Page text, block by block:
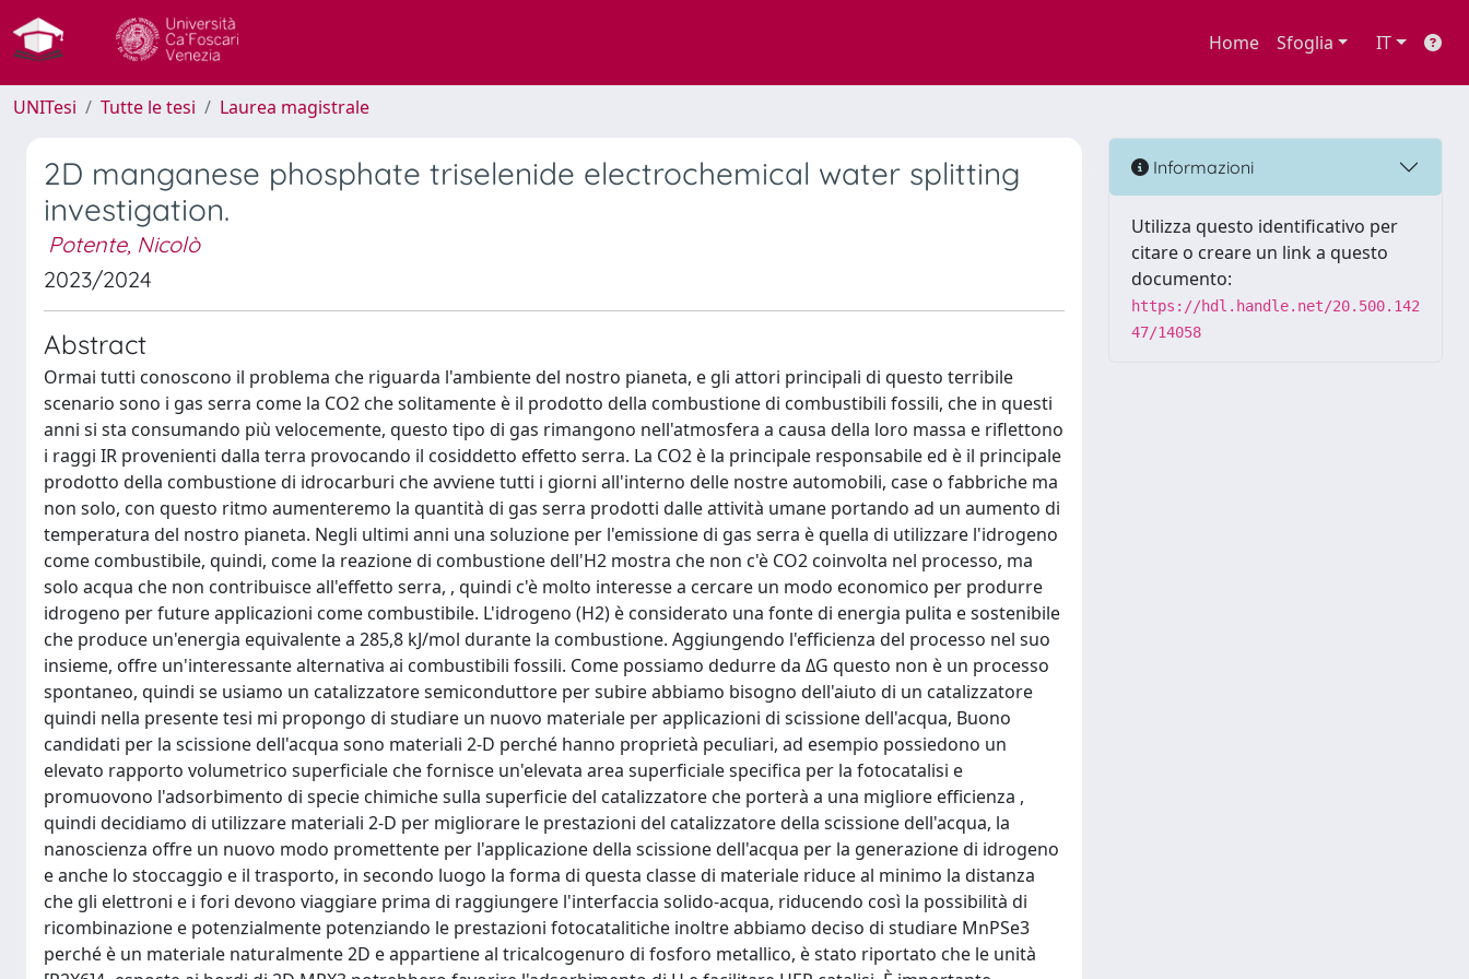
Home Sfoglia IT
UNITesi Tutte le tesi Laurea magistrale
2D manganese phosphate triselenide electrochemical water splitting
investigation.
Potente, Nicolò
2023/2024
Abstract
Ormai tutti conoscono il problema che riguarda l'ambiente del nostro pianeta, e gli attori principali di questo terribile
scenario sono i gas serra come la CO2 che solitamente è il prodotto della combustione di combustibili fossili, che in questi
anni si sta consumando più velocemente, questo tipo di gas rimangono nell'atmosfera a causa della loro massa e riflettono
i raggi IR provenienti dalla terra provocando il cosiddetto effetto serra. La CO2 è la principale responsabile ed è il principale
prodotto della combustione di idrocarburi che avviene tutti i giorni all'interno delle nostre automobili, case o fabbriche ma
non solo, con questo ritmo aumenteremo la quantità di gas serra prodotti dalle attività umane portando ad un aumento di
temperatura del nostro pianeta. Negli ultimi anni una soluzione per l'emissione di gas serra è quella di utilizzare l'idrogeno
come combustibile, quindi, come la reazione di combustione dell'H2 mostra che non c'è CO2 coinvolta nel processo, ma
solo acqua che non contribuisce all'effetto serra, , quindi c'è molto interesse a cercare un modo economico per produrre
idrogeno per future applicazioni come combustibile. L'idrogeno (H2) è considerato una fonte di energia pulita e sostenibile
che produce un'energia equivalente a 285,8 kJ/mol durante la combustione. Aggiungendo l'efficienza del processo nel suo
insieme, offre un'interessante alternativa ai combustibili fossili. Come possiamo dedurre da ΔG questo non è un processo
spontaneo, quindi se usiamo un catalizzatore semiconduttore per subire abbiamo bisogno dell'aiuto di un catalizzatore
quindi nella presente tesi mi propongo di studiare un nuovo materiale per applicazioni di scissione dell'acqua, Buono
candidati per la scissione dell'acqua sono materiali 2-D perché hanno proprietà peculiari, ad esempio possiedono un
elevato rapporto volumetrico superficiale che fornisce un'elevata area superficiale specifica per la fotocatalisi e
promuovono l'adsorbimento di specie chimiche sulla superficie del catalizzatore che porterà a una migliore efficienza ,
quindi decidiamo di utilizzare materiali 2-D per migliorare le prestazioni del catalizzatore della scissione dell'acqua, la
nanoscienza offre un nuovo modo promettente per l'applicazione della scissione dell'acqua per la generazione di idrogeno
e anche lo stoccaggio e il trasporto, in secondo luogo la forma di questa classe di materiale riduce al minimo la distanza
che gli elettroni e i fori devono viaggiare prima di raggiungere l'interfaccia solido-acqua, riducendo così la possibilità di
ricombinazione e potenzialmente potenziando le prestazioni fotocatalitiche inoltre abbiamo deciso di studiare MnPSe3
perché è un materiale naturalmente 2D e appartiene al tricalcogenuro di fosforo metallico, è stato riportato che le unità
Informazioni
Utilizza questo identificativo per
citare o creare un link a questo
documento:
https://hdl.handle.net/20.500.142
47/14058